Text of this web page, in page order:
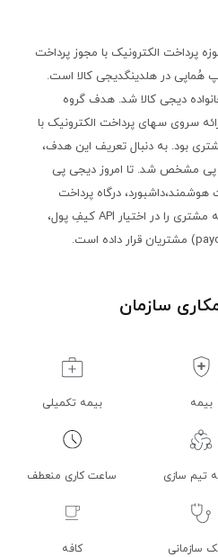
پرداخت الکترونیک با مجوز پرداخت
عضوی از خانواده دیجی کالا شد. هدف گروه
سروی سهای پرداخت الکترونیک با
بود. به دنبال تعریف این هدف،
مشخص شد. تا امروز دیجی پی
درگاه پرداخت
موبایلی، سرویس بازپرداخت وجه به مشتری را در اختیار API کیفِ پول،
سازمان
بیمه بیمه تکمیلی
تیم سازی ساعت کاری منعطف
سازمانی کافه